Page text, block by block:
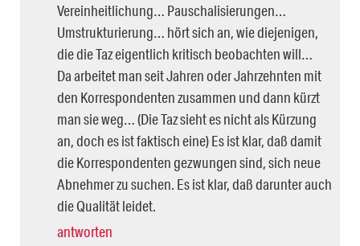
Vereinheitlichung… Pauschalisierungen…
Umstrukturierung… hört sich an, wie diejenigen,
die die Taz eigentlich kritisch beobachten will…
Da arbeitet man seit Jahren oder Jahrzehnten mit
den Korrespondenten zusammen und dann kürzt
man sie weg… (Die Taz sieht es nicht als Kürzung
an, doch es ist faktisch eine) Es ist klar, daß damit
die Korrespondenten gezwungen sind, sich neue
Abnehmer zu suchen. Es ist klar, daß darunter auch
die Qualität leidet.
antworten